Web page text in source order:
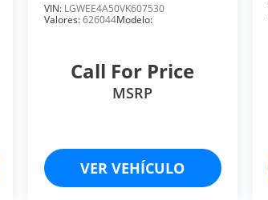
1.5 LTS. TURBO 4 CIL
VIN: LGWEE4A50VK607530
Valores:626044Modelo:
Call For Price
MSRP
VER VEHÍCULO